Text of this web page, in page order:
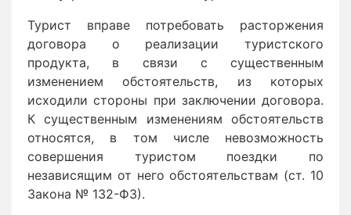
Турист вправе потребовать расторжения
договора о реализации туристского
продукта, в связи с существенным
изменением обстоятельств, из которых
исходили стороны при заключении договора.
К существенным изменениям обстоятельств
относятся, в том числе невозможность
совершения туристом поездки по
независящим от него обстоятельствам (ст. 10
Закона № 132-ФЗ).